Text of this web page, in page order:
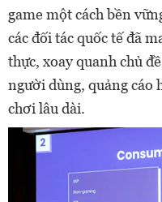
game một cách bền
các đối tác quốc tế đã
thực, xoay quanh chủ
người dùng, quảng cáo
chơi lâu dài.